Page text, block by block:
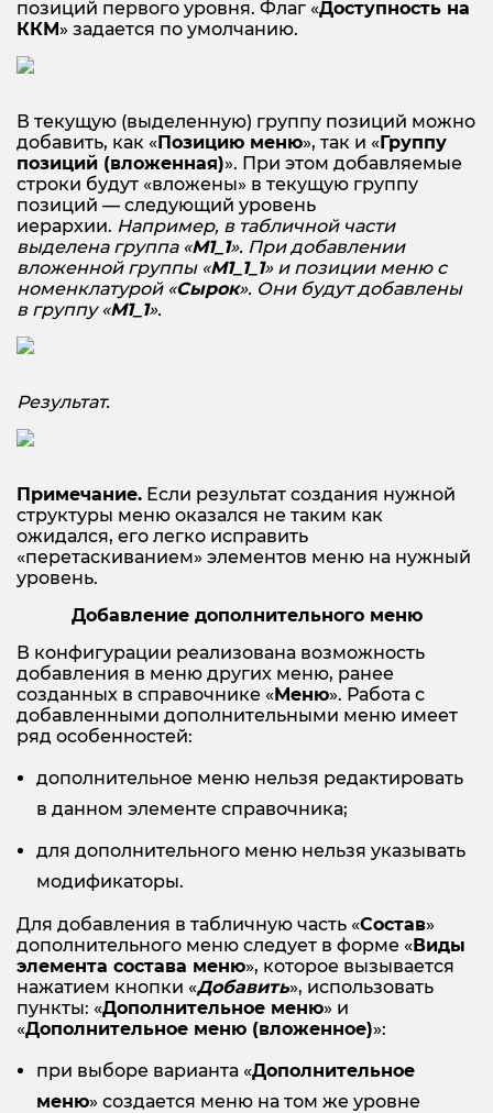
позиций первого уровня. Флаг «Доступность на
ККМ» задается по умолчанию.
В текущую (выделенную) группу позиций можно
добавить, как «Позицию меню», так и «Группу
позиций (вложенная)». При этом добавляемые
строки будут «вложены» в текущую группу
позиций — следующий уровень
иерархии. Например, в табличной части
выделена группа «М1_1». При добавлении
вложенной группы «М1_1_1» и позиции меню с
номенклатурой «Сырок». Они будут добавлены
в группу «М1_1».
Результат.
Примечание. Если результат создания нужной
структуры меню оказался не таким как
ожидался, его легко исправить
«перетаскиванием» элементов меню на нужный
уровень.
Добавление дополнительного меню
В конфигурации реализована возможность
добавления в меню других меню, ранее
созданных в справочнике «Меню». Работа с
добавленными дополнительными меню имеет
ряд особенностей:
дополнительное меню нельзя редактировать
в данном элементе справочника;
для дополнительного меню нельзя указывать
модификаторы.
Для добавления в табличную часть «Состав»
дополнительного меню следует в форме «Виды
элемента состава меню», которое вызывается
нажатием кнопки «Добавить», использовать
пункты: «Дополнительное меню» и
«Дополнительное меню (вложенное)»:
при выборе варианта «Дополнительное
меню» создается меню на том же уровне